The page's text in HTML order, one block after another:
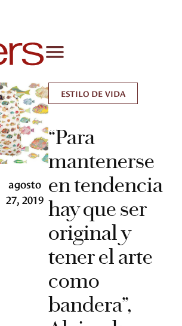
agosto
27, 2019
ESTILO DE VIDA
“Para
mantenerse
en tendencia
hay que ser
original y
tener el arte
como
bandera”,